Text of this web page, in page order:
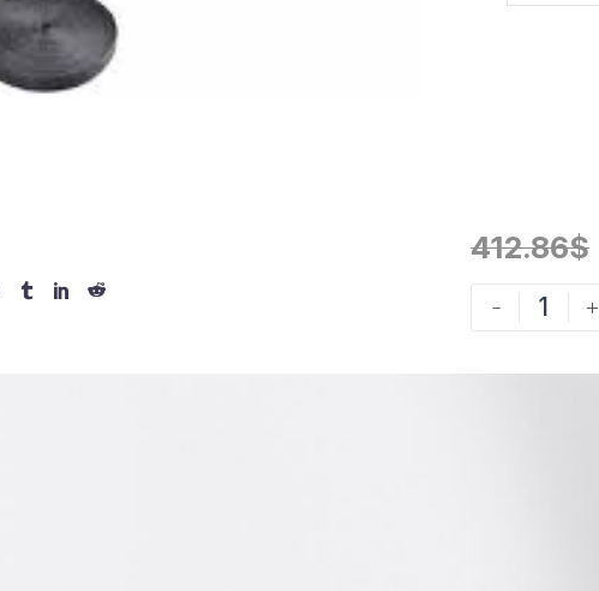
412.86$
- +